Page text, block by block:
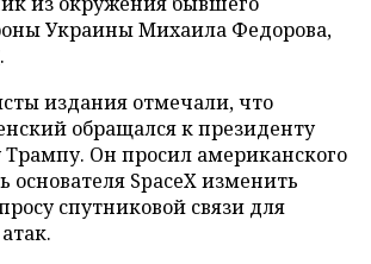
Украины Михаила Федорова,
.
издания отмечали, что
обращался к президенту
Он просил американского
основателя SpaceX изменить
спутниковой связи для